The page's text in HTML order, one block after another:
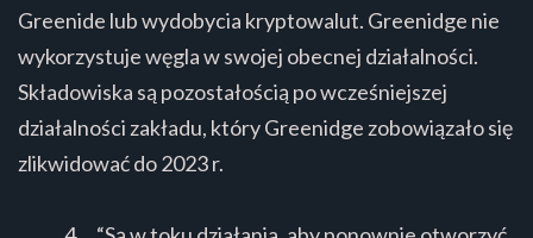
Greenide lub wydobycia kryptowalut. Greenidge nie
wykorzystuje węgla w swojej obecnej działalności.
Składowiska są pozostałością po wcześniejszej
działalności zakładu, który Greenidge zobowiązało się
zlikwidować do 2023 r.